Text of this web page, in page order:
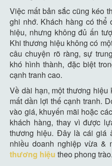
Việc mất bản sắc cũng kéo
ghi nhớ. Khách hàng có thể
hiệu, nhưng không đủ ấn
Khi thương hiệu không có
câu chuyện rõ ràng, sự
khó hình thành, đặc biệt
cạnh tranh cao.
Về dài hạn, một thương
mất dần lợi thế cạnh tranh.
vào giá, khuyến mãi hoặc
khách hàng, thay vì được
thương hiệu. Đây là cái giá
nhiều doanh nghiệp vừa &
thương hiệu theo phong trào.